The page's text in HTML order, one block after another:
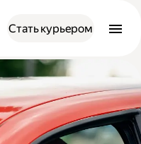
Стать курьером